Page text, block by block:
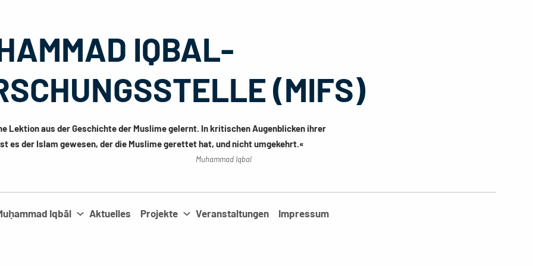
IQBAL-
(MIFS)
Lektion aus der Geschichte der Muslime gelernt. In kritischen Augenblicken ihrer
es der Islam gewesen, der die Muslime gerettet hat, und nicht umgekehrt.«
Muhammad Iqbal
Iqbāl Aktuelles Projekte Veranstaltungen Impressum